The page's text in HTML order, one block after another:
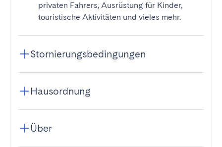
privaten Fahrers, Ausrüstung für Kinder,
touristische Aktivitäten und vieles mehr.
Stornierungsbedingungen
Hausordnung
Über